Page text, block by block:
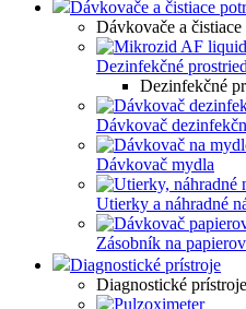
Dávkovače a čistiace
Dávkovače a
Dezinfekčné
Dezinfekčné
Dávkovač
Dávkovač mydla
Utierky a náhradné
Zásobník na
Diagnostické prístroje
Diagnostické prístroje